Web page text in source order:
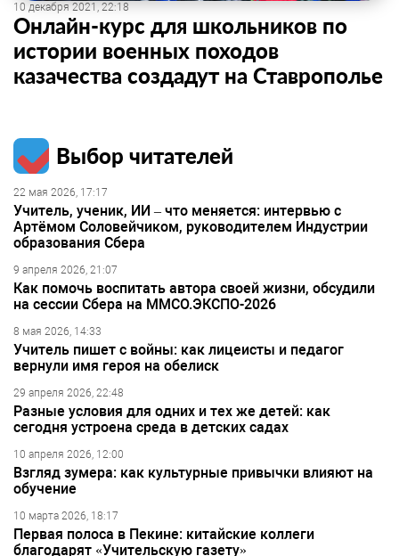
10 декабря 2021, 22:18
Онлайн-курс для школьников по
истории военных походов
казачества создадут на Ставрополье
Выбор читателей
22 мая 2026, 17:17
Учитель, ученик, ИИ – что меняется: интервью с
Артёмом Соловейчиком, руководителем Индустрии
образования Сбера
9 апреля 2026, 21:07
Как помочь воспитать автора своей жизни, обсудили
на сессии Сбера на ММСО.ЭКСПО-2026
8 мая 2026, 14:33
Учитель пишет с войны: как лицеисты и педагог
вернули имя героя на обелиск
29 апреля 2026, 22:48
Разные условия для одних и тех же детей: как
сегодня устроена среда в детских садах
10 апреля 2026, 12:00
Взгляд зумера: как культурные привычки влияют на
обучение
10 марта 2026, 18:17
Первая полоса в Пекине: китайские коллеги
благодарят «Учительскую газету»